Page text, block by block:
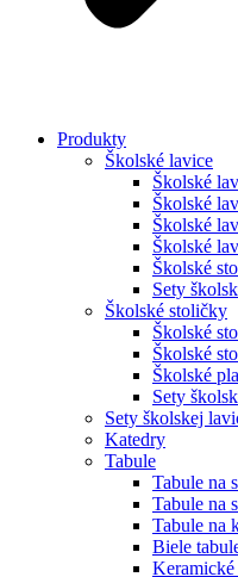
Produkty
Školské lavice
Školské
Školské
Školské
Školské
Školské
Sety
Školské stoličky
Školské
Školské
Školské
Sety
Sety školskej
Katedry
Tabule
Tabule na
Tabule na
Tabule na
Biele
Keramické